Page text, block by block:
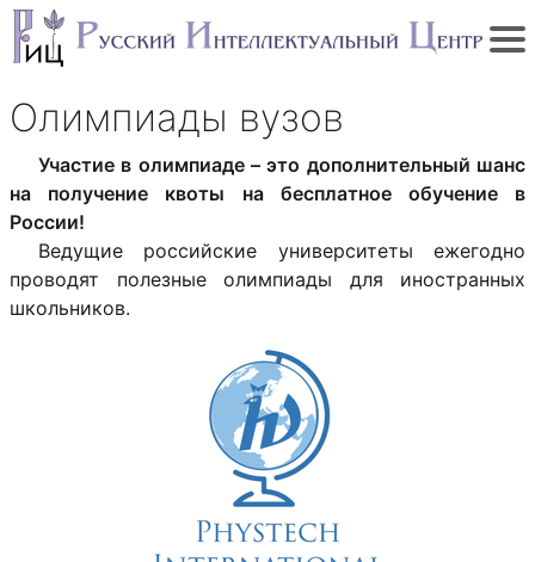
Олимпиады вузов
Участие в олимпиаде – это дополнительный шанс
на получение квоты на бесплатное обучение в
России!
Ведущие российские университеты ежегодно
проводят полезные олимпиады для иностранных
школьников.